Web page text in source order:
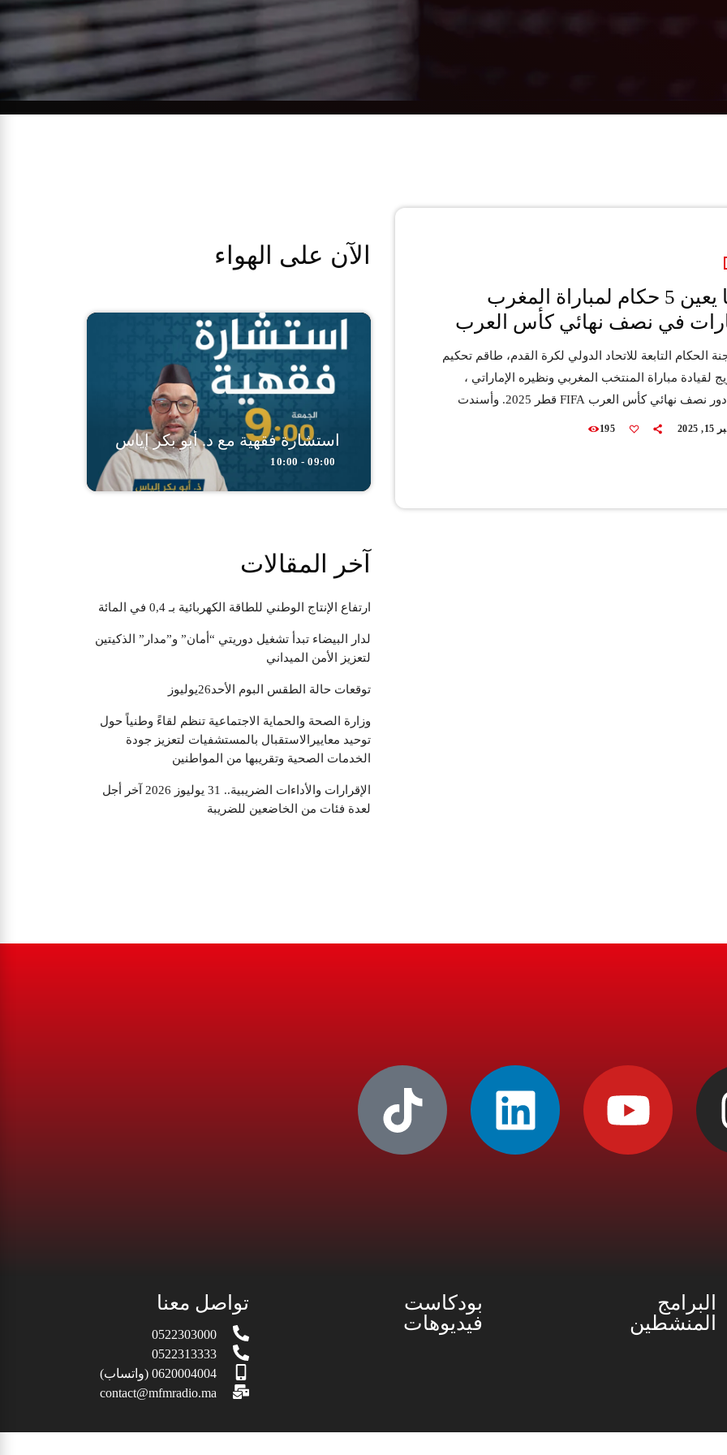
الفيفا يعين 5 حكام لمباراة المغرب
في نصف نهائي كأس العرب
الحكام التابعة للاتحاد الدولي لكرة القدم، طاقم تحكيم
لقيادة مباراة المنتخب المغربي ونظيره الإماراتي ،
لحساب دور نصف نهائي كأس العرب FIFA قطر 2025. وأسندت
مهمة قيادة هذه المباراة للحكم إسبن إسكاس،
195
الآن على الهواء
استشارة فقهية مع د. أبو بكر إياس
09:00 - 10:00
آخر المقالات
ارتفاع الإنتاج الوطني للطاقة الكهربائية بـ 0,4 في المائة
لدار البيضاء تبدأ تشغيل دوريتي “أمان” و”مدار” الذكيتين
لتعزيز الأمن الميداني
توقعات حالة الطقس البوم الأحد26يوليوز
وزارة الصحة والحماية الاجتماعية تنظم لقاءً وطنياً حول
توحيد معاييرالاستقبال بالمستشفيات لتعزيز جودة
الخدمات الصحية وتقريبها من المواطنين
الإقرارات والأداءات الضريبية.. 31 يوليوز 2026 آخر أجل
لعدة فئات من الخاضعين للضريبة
البرامج
المنشطين
بودكاست
فيديوهات
تواصل معنا
0522303000
0522313333
0620004004 (واتساب)
contact@mfmradio.ma